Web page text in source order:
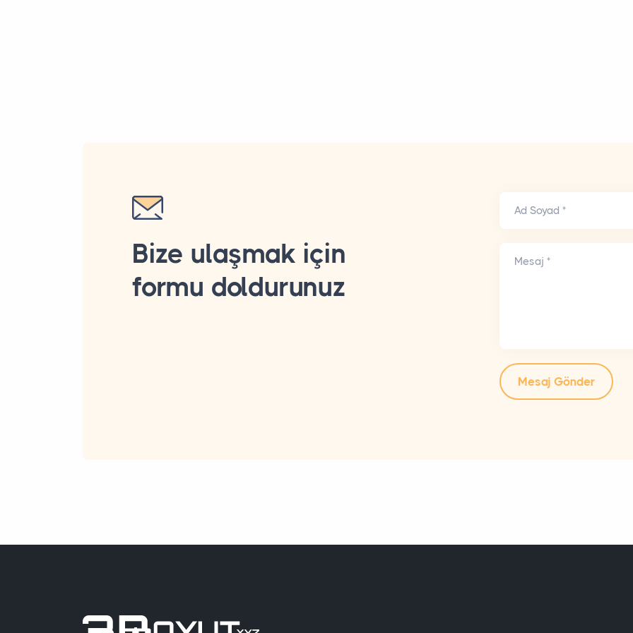
Bize ulaşmak için
formu doldurunuz
Ad Soyad *
Mesaj *
Mesaj Gönder